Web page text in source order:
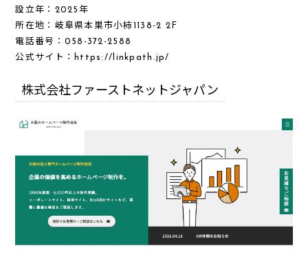
設立年：2025年
所在地： 岐阜県本巣市小柿1138-2 2F
電話番号：058-372-2588
公式サイト：
https://linkpath.jp/
株式会社ファーストネットジャパン